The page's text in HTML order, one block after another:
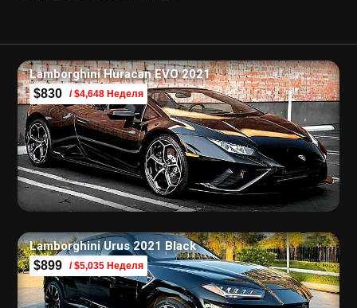
Lamborghini Huracan EVO 2021
$830 / $4,648 Неделя
Lamborghini Urus 2021 Black
$899 / $5,035 Неделя